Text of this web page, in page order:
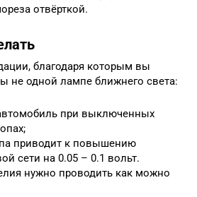
отвёрткой.
благодаря которым вы
не одной лампе ближнего света:
при выключенных
приводит к повышению
сети на 0.05 – 0.1 вольт.
нужно проводить как можно